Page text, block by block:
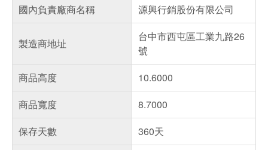
國內負責廠商名稱
源興行銷股份有限公司
製造商地址
台中市西屯區工業九路26
號
商品高度
10.6000
商品寬度
8.7000
保存天數
360天